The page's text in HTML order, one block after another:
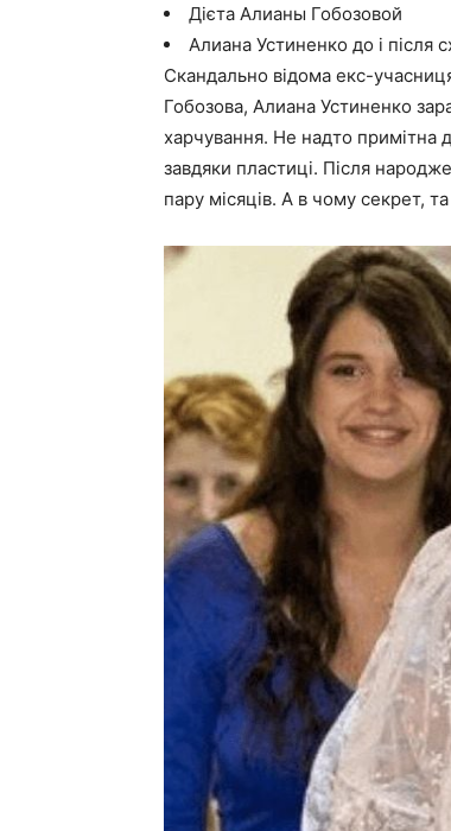
Дієта Алианы Гобозовой
Алиана Устиненко до і після
Скандально відома екс-
Гобозова, Алиана Устиненко
харчування. Не надто примітна
завдяки пластиці. Після
пару місяців. А в чому секрет,